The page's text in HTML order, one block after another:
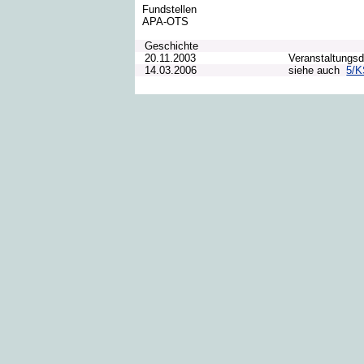
Fundstellen
APA-OTS
Geschichte
20.11.2003
14.03.2006
siehe auch 5/